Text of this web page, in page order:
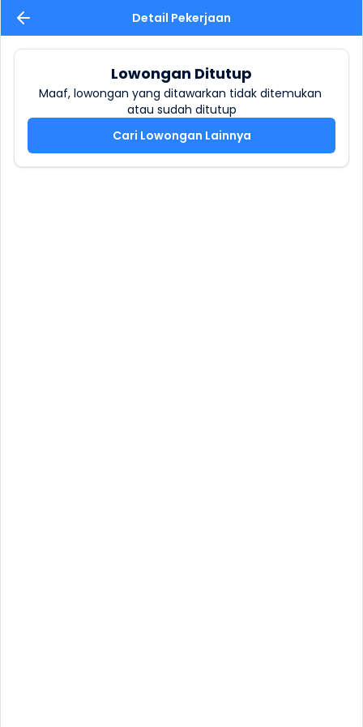
Detail Pekerjaan
Lowongan Ditutup
Maaf, lowongan yang ditawarkan tidak ditemukan
atau sudah ditutup
Cari Lowongan Lainnya